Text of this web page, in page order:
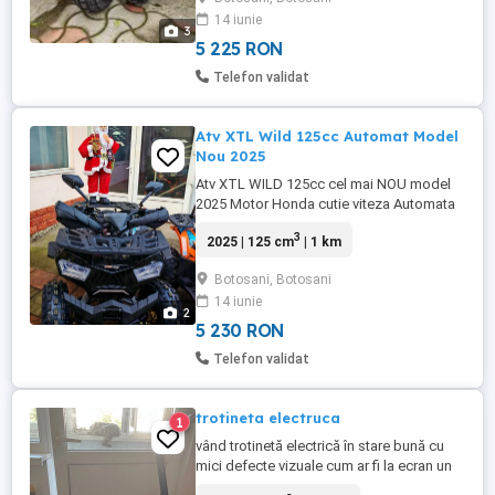
3
Copii Vizitati atvio.ro sau Sunati Publi24
14 iunie
5 225 RON
Telefon validat
2
Atv XTL Wild 125cc Automat Model
Nou 2025
Atv XTL WILD 125cc cel mai NOU model
2025 Motor Honda cutie viteza Automata
Bord electronic multifunctional Faruri LED
2025 | 125 cm3 | 1 km
Botosani, Botosani
14 iunie
5 230 RON
Telefon validat
1 trotineta electruca
vând trotinetă electrică în stare bună cu
mici defecte vizuale cum ar fi la ecran un